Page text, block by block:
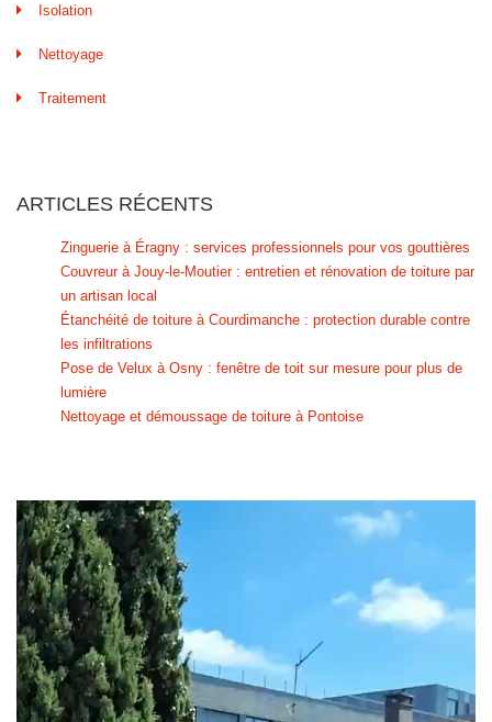
Isolation
Nettoyage
Traitement
ARTICLES RÉCENTS
Zinguerie à Éragny : services professionnels pour vos gouttières
Couvreur à Jouy-le-Moutier : entretien et rénovation de toiture par
un artisan local
Étanchéité de toiture à Courdimanche : protection durable contre
les infiltrations
Pose de Velux à Osny : fenêtre de toit sur mesure pour plus de
lumière
Nettoyage et démoussage de toiture à Pontoise